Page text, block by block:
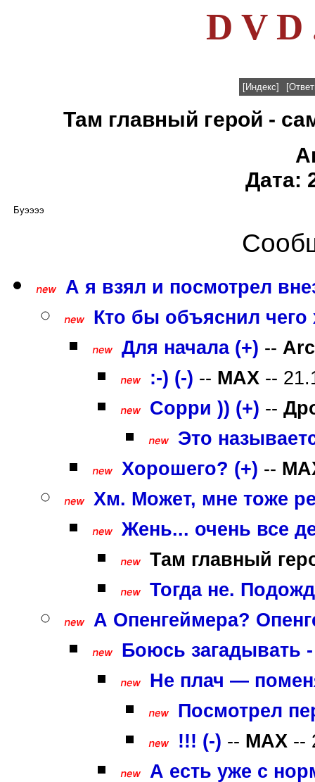
D V D
[Индекс]
Там главный герой -
Дата:
Буээээ
А я взял и посмотрел
Кто бы объяснил
Для начала (+) --
:-) (-) -- MAX --
Сорри )) (+) --
Это
Хорошего? (+) --
Хм. Может, мне тоже
Жень... очень все
Там главный
Тогда не.
А Опенгеймера?
Боюсь загадывать
Не плач —
Посмотрел
!!! (-) -- MAX --
А есть уже с